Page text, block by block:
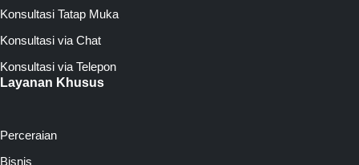
Konsultasi Tatap Muka
Konsultasi via Chat
Konsultasi via Telepon
Layanan Khusus
Perceraian
Bisnis